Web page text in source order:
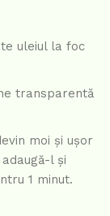
uleiul la foc
transparentă
moi și ușor
l și
1 minut.